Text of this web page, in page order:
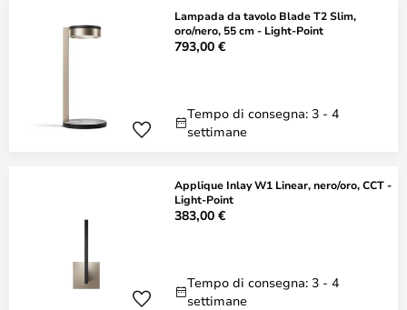
Lampada da tavolo Blade T2 Slim,
oro/nero, 55 cm - Light-Point
793,00 €
Tempo di consegna: 3 - 4
settimane
Applique Inlay W1 Linear, nero/oro, CCT -
Light-Point
383,00 €
Tempo di consegna: 3 - 4
settimane